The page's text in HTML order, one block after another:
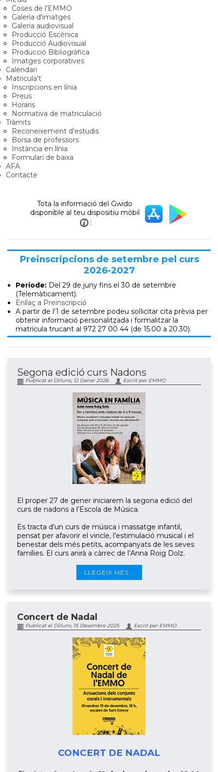
Coses de l'EMMO
Galeria d'imatges
Galeria audiovisual
Producció Escènica
Producció Audiovisual
Producció Bibliogràfica
Imatges corporatives
Calendari
Matricula't
Inscripcions en línia
Preus
Horaris
Normativa de matriculació
Tràmits
Reconeixement d'estudis
Borsa de professors
Instància en línia
Formulari de baixa
AFA
Contacte
Tota la informació del Gwido
disponible al teu dispositiu mòbil
:
Preinscripcions de setembre pel curs
2026-2027
Període: Del 29 de juny fins el 30 de setembre
(Telemàticament).
Enllaç a Preinscripció
A partir de l'1 de setembre podeu sol·licitar cita prèvia per
obtenir informació personalitzada i formalitzar la
matrícula trucant al 972 27 00 44 (de 15.00 a 20.30).
Segona edició curs Nadons
Publicat el Dilluns, 12 Gener 2026 Escrit per EMMO
El proper 27 de gener iniciarem la segona edició del
curs de nadons a l’Escola de Música.
Es tracta d’un curs de música i massatge infantil,
pensat per afavorir el vincle, l’estimulació musical i el
benestar dels més petits, acompanyats de les seves
famílies. El curs anirà a càrrec de l’Anna Roig Dolz.
LLEGEIX MÉS...
Concert de Nadal
Publicat el Dilluns, 15 Desembre 2025 Escrit per EMMO
CONCERT DE NADAL